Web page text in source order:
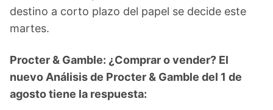
destino a corto plazo del papel se decide este
martes.
Procter & Gamble: ¿Comprar o vender? El
nuevo Análisis de Procter & Gamble del 1 de
agosto tiene la respuesta: